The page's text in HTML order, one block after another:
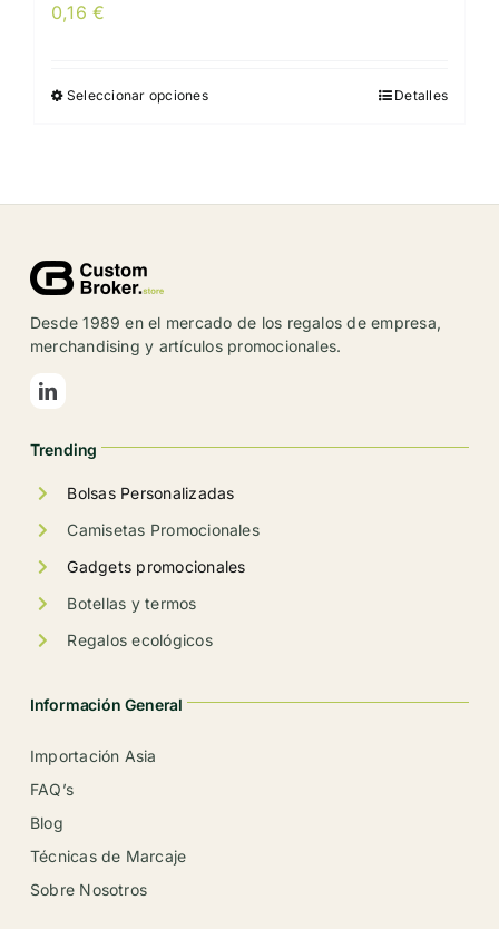
0,16€
Seleccionar opcionesEste
pueden
de
producto
Detalles
Desde 1989 en el mercado de los regalos de empresa,
merchandising y artículos promocionales.
Trending
Bolsas Personalizadas
Camisetas Promocionales
Gadgets promocionales
Botellas y termos
Regalos ecológicos
Información General
Importación Asia
FAQ’s
Blog
Técnicas de Marcaje
Sobre Nosotros